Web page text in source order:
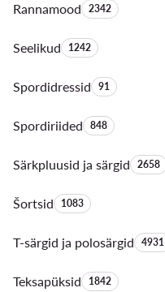
RannamoodToodete arv:
2342
SeelikudToodete arv:
1242
SpordidressidToodete arv:
91
SpordiriidedToodete arv:
848
Särkpluusid ja särgid 2658
ŠortsidToodete arv:
1083
T-särgid ja polosärgid 4931
TeksapüksidToodete arv:
1842